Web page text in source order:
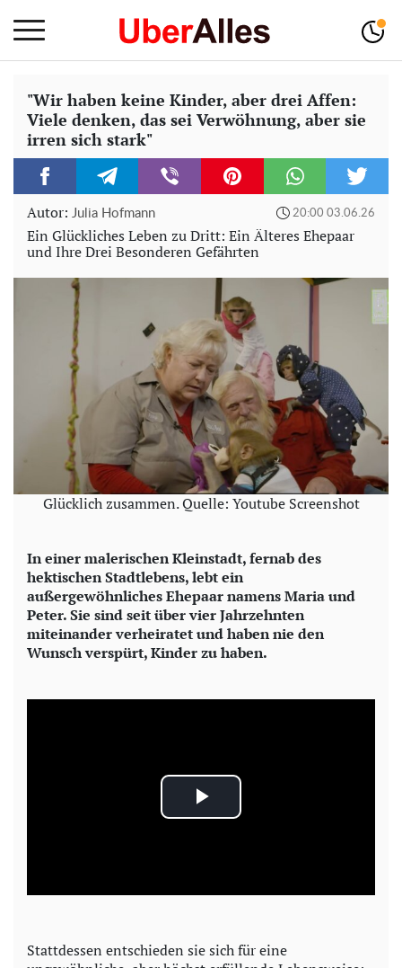
"Wir haben keine Kinder, aber drei Affen:
Viele denken, das sei Verwöhnung, aber sie
irren sich stark"
Autor: Julia Hofmann 20:00 03.06.26
Ein Glückliches Leben zu Dritt: Ein Älteres Ehepaar
und Ihre Drei Besonderen Gefährten
Glücklich zusammen. Quelle: Youtube Screenshot
In einer malerischen Kleinstadt, fernab des
hektischen Stadtlebens, lebt ein
außergewöhnliches Ehepaar namens Maria und
Peter. Sie sind seit über vier Jahrzehnten
miteinander verheiratet und haben nie den
Wunsch verspürt, Kinder zu haben.
P
a
Stattdessen entschieden sie sich für eine